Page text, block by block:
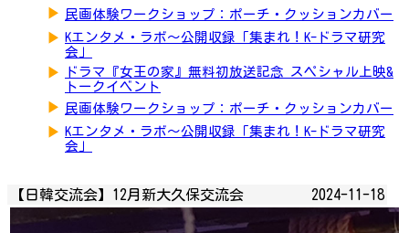
▶ 民画体験ワークショップ：ポーチ・クッションカバー
▶ Kエンタメ・ラボ～公開収録「集まれ！K-ドラマ研究
会」
▶
ドラマ『女王の家』無料初放送記念 スペシャル上映&
トークイベント
▶ 民画体験ワークショップ：ポーチ・クッションカバー
▶ Kエンタメ・ラボ～公開収録「集まれ！K-ドラマ研究
会」
【日韓交流会】12月新大久保交流会 2024-11-18